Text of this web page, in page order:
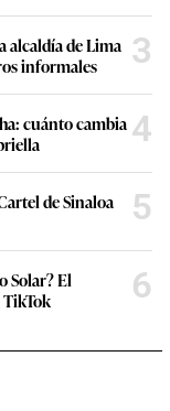
alcaldía de Lima
informales
3
cuánto cambia 4
de Sinaloa
5
Solar? El
TikTok
6